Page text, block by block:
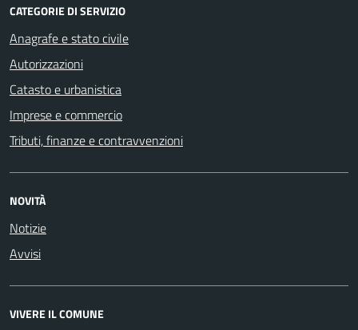
CATEGORIE DI SERVIZIO
Anagrafe e stato civile
Autorizzazioni
Catasto e urbanistica
Imprese e commercio
Tributi, finanze e contravvenzioni
NOVITÀ
Notizie
Avvisi
VIVERE IL COMUNE